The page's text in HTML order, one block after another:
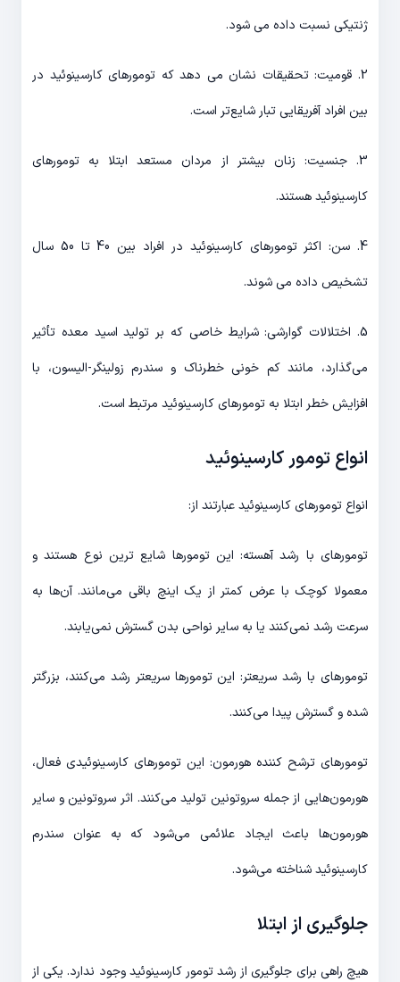
ژنتیکی نسبت داده می شود.
2. قومیت: تحقیقات نشان می دهد که تومورهای کارسینوئید در
بین افراد آفریقایی تبار شایع‌تر است.
3. جنسیت: زنان بیشتر از مردان مستعد ابتلا به تومورهای
کارسینوئید هستند.
4. سن: اکثر تومورهای کارسینوئید در افراد بین 40 تا 50 سال
تشخیص داده می شوند.
5. اختلالات گوارشی: شرایط خاصی که بر تولید اسید معده تأثیر
می‌گذارد، مانند کم خونی خطرناک و سندرم زولینگر-الیسون، با
افزایش خطر ابتلا به تومورهای کارسینوئید مرتبط است.
انواع تومور کارسینوئید
انواع تومورهای کارسینوئید عبارتند از:
تومورهای با رشد آهسته: این تومورها شایع ترین نوع هستند و
معمولا کوچک با عرض کمتر از یک اینچ باقی می‌مانند. آن‌ها به
سرعت رشد نمی‌کنند یا به سایر نواحی بدن گسترش نمی‌یابند.
تومورهای با رشد سریعتر: این تومورها سریعتر رشد می‌کنند، بزرگتر
شده و گسترش پیدا می‌کنند.
تومورهای ترشح کننده هورمون: این تومورهای کارسینوئیدی فعال،
هورمون‌هایی از جمله سروتونین تولید می‌کنند. اثر سروتونین و سایر
هورمون‌ها باعث ایجاد علائمی می‌شود که به عنوان سندرم
کارسینوئید شناخته می‌شود.
جلوگیری از ابتلا
هیچ راهی برای جلوگیری از رشد تومور کارسینوئید وجود ندارد. یکی از